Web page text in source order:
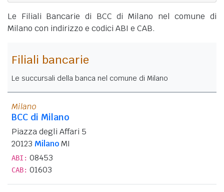
Le Filiali Bancarie di BCC di Milano nel comune di
Milano con indirizzo e codici ABI e CAB.
Filiali bancarie
Le succursali della banca nel comune di Milano
Milano
BCC di Milano
Piazza degli Affari 5
20123 MilanoMI
ABI: 08453
CAB: 01603